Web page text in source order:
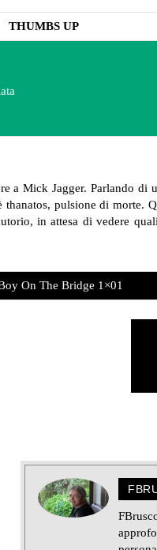
THUMBS UP
a Mick Jagger. Parlando
pulsione di morte.
in attesa di vedere
On The Bridge 1×01